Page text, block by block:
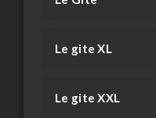
Le gite XL
Le gite XXL